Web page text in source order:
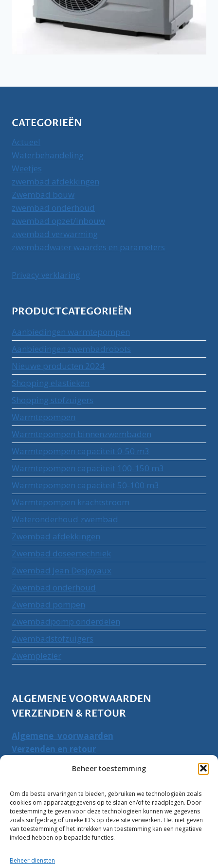
Beheer toestemming
Om de beste ervaringen te bieden, gebruiken we technologieën zoals
cookies om apparaatgegevens op te slaan en/of te raadplegen. Door
toestemming te geven voor deze technologieën kunnen we gegevens
zoals surfgedrag of unieke ID's op deze site verwerken. Het niet geven
van toestemming of het intrekken van toestemming kan een negatieve
invloed hebben op bepaalde functies.
Beheer diensten
CATEGORIEËN
Actueel
Waterbehandeling
Weetjes
zwembad afdekkingen
Zwembad bouw
zwembad onderhoud
zwembad opzet/inbouw
zwembad verwarming
zwembadwater waardes en parameters
Privacy verklaring
PRODUCTCATEGORIEËN
Aanbiedingen warmtepompen
Aanbiedingen zwembadrobots
Nieuwe producten 2024
Shopping elastieken
Shopping stofzuigers
Warmtepompen
Warmtepompen binnenzwembaden
Warmtepompen capaciteit 0-50 m3
Warmtepompen capaciteit 100-150 m3
Warmtepompen capaciteit 50-100 m3
Warmtepompen krachtstroom
Wateronderhoud zwembad
Zwembad afdekkingen
Zwembad doseertechniek
Zwembad Jean Desjoyaux
Zwembad onderhoud
Zwembad pompen
Zwembadpomp onderdelen
Zwembadstofzuigers
Zwemplezier
ALGEMENE VOORWAARDEN
VERZENDEN & RETOUR
Algemene voorwaarden
Verzenden en retour
PRODUCTEN ZOEKEN
Zoeken
naar:
Zoeken
10